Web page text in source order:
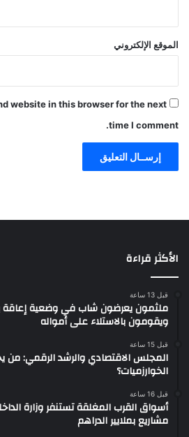
الموقع الإلكتروني
website in this browser for the next
time I comment.
الأكثر قراءة
قبل 13 ساعة
ملثمون يعرضون شاب في وضعية إعاقة
ويقومون بالاستلاء على أمواله
قبل 15 ساعة
المجلس الاقتصادي والرشد الرقمي:
الخوارزميات؟
قبل 16 ساعة
أسواق القرب المغلقة تستنفر وزارة
مشاريع بملايير الدراهم